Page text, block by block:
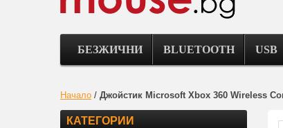
БЕЗЖИЧНИ BLUETOOTH USB
Начало / Джойстик Microsoft Xbox 360 Wireless
КАТЕГОРИИ